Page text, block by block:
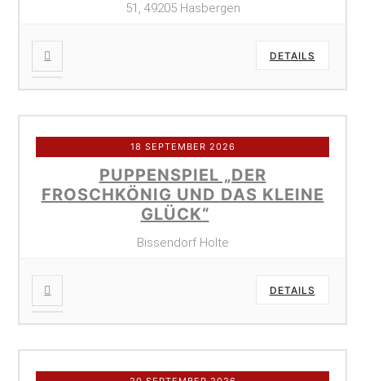
51, 49205 Hasbergen
DETAILS
18 SEPTEMBER 2026
PUPPENSPIEL „DER
FROSCHKÖNIG UND DAS KLEINE
GLÜCK“
Bissendorf Holte
DETAILS